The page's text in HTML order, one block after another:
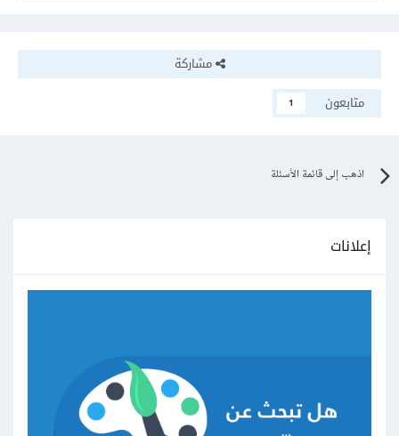
مشاركة
متابعون
1
اذهب إلى قائمة الأسئلة
إعلانات